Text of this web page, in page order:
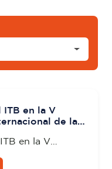
en la V
de la
Los Retos de la
en la V
de la